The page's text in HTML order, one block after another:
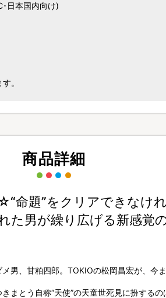
日本国内向け)
。
商品詳細
命題”をクリアできなけ
た男が繰り広げる新感覚
男、甘粕四郎。TOKIOの松岡昌宏が、今
まとう自称“天使”の天童世死見に扮するの